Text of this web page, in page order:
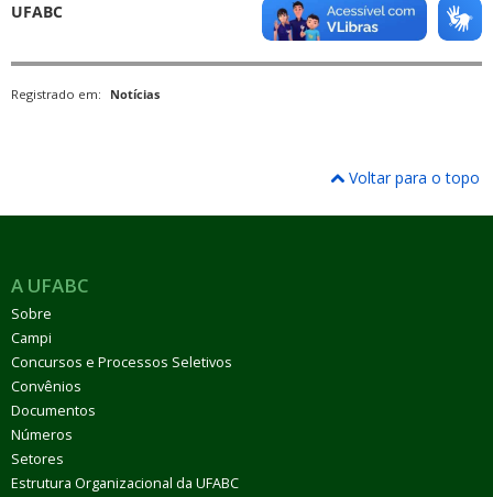
UFABC
Registrado em: Notícias
Voltar para o topo
A UFABC
Sobre
Campi
Concursos e Processos Seletivos
Convênios
Documentos
Números
Setores
Estrutura Organizacional da UFABC